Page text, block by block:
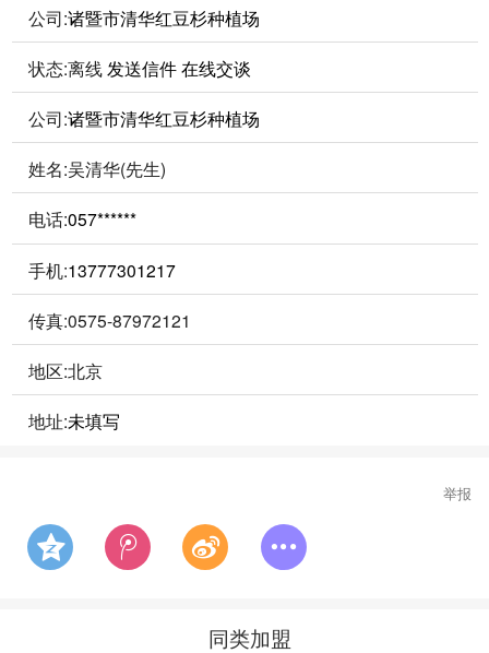
公司:诸暨市清华红豆杉种植场
状态:离线 发送信件在线交谈
公司:诸暨市清华红豆杉种植场
姓名:吴清华(先生)
电话:057******
手机:13777301217
传真:0575-87972121
地区:北京
地址:未填写
举报
同类加盟